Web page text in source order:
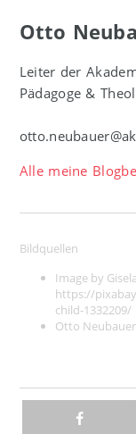
Otto
Leiter der
Pädagoge &
Alle meine
Bildquellen
Image by
https://
child-1332209/
Otto